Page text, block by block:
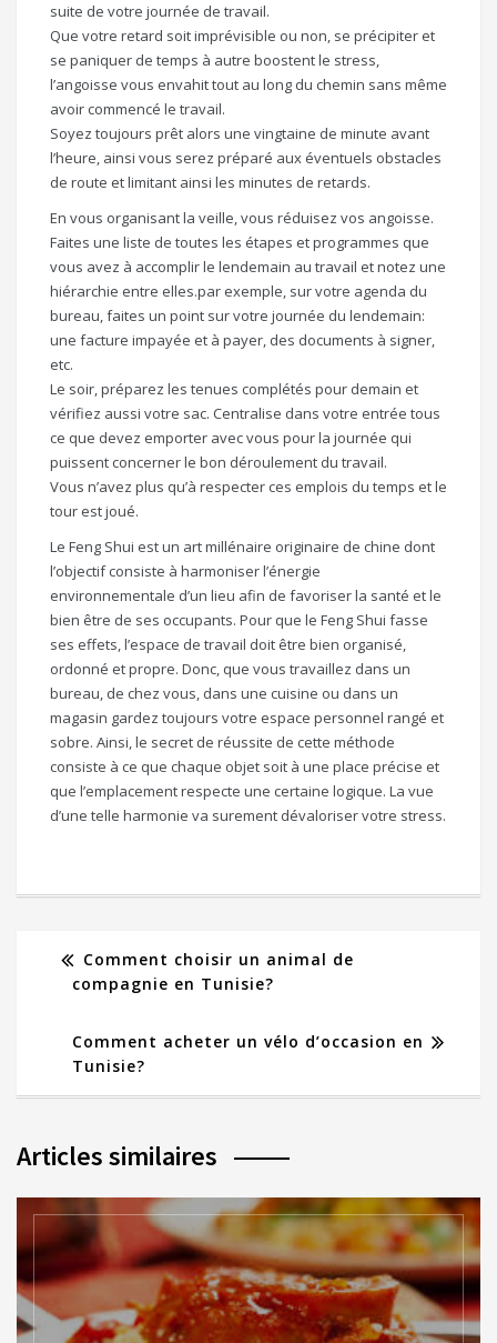
suite de votre journée de travail.
Que votre retard soit imprévisible ou non, se précipiter et
se paniquer de temps à autre boostent le stress,
l’angoisse vous envahit tout au long du chemin sans même
avoir commencé le travail.
Soyez toujours prêt alors une vingtaine de minute avant
l’heure, ainsi vous serez préparé aux éventuels obstacles
de route et limitant ainsi les minutes de retards.
En vous organisant la veille, vous réduisez vos angoisse.
Faites une liste de toutes les étapes et programmes que
vous avez à accomplir le lendemain au travail et notez une
hiérarchie entre elles.par exemple, sur votre agenda du
bureau, faites un point sur votre journée du lendemain:
une facture impayée et à payer, des documents à signer,
etc.
Le soir, préparez les tenues complétés pour demain et
vérifiez aussi votre sac. Centralise dans votre entrée tous
ce que devez emporter avec vous pour la journée qui
puissent concerner le bon déroulement du travail.
Vous n’avez plus qu’à respecter ces emplois du temps et le
tour est joué.
Le Feng Shui est un art millénaire originaire de chine dont
l’objectif consiste à harmoniser l’énergie
environnementale d’un lieu afin de favoriser la santé et le
bien être de ses occupants. Pour que le Feng Shui fasse
ses effets, l’espace de travail doit être bien organisé,
ordonné et propre. Donc, que vous travaillez dans un
bureau, de chez vous, dans une cuisine ou dans un
magasin gardez toujours votre espace personnel rangé et
sobre. Ainsi, le secret de réussite de cette méthode
consiste à ce que chaque objet soit à une place précise et
que l’emplacement respecte une certaine logique. La vue
d’une telle harmonie va surement dévaloriser votre stress.
Comment choisir un animal de
compagnie en Tunisie?
Comment acheter un vélo d’occasion en
Tunisie?
Articles similaires